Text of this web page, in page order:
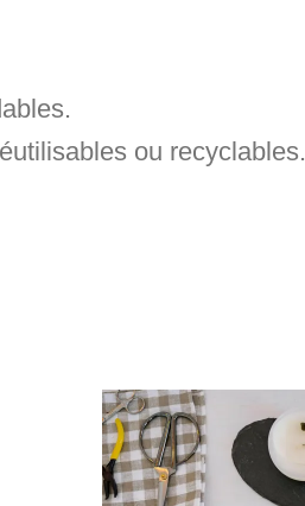
.
ou recyclables.